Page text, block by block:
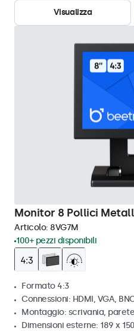
Visualizza
Monitor 8 Pollici
Articolo: 8VG7M
100+ pezzi disponibili
Formato 4:3
Connessioni: HDMI, VGA,
Montaggio: scrivania,
Dimensioni esterne: 189 x